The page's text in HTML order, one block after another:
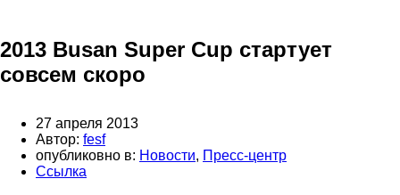
2013 Busan Super Cup стартует
совсем скоро
27 апреля 2013
Автор: fesf
опубликовно в: Новости, Пресс-центр
Ссылка